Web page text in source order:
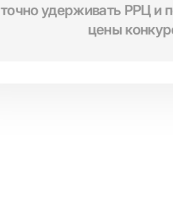
точно удерживать РРЦ и
цены